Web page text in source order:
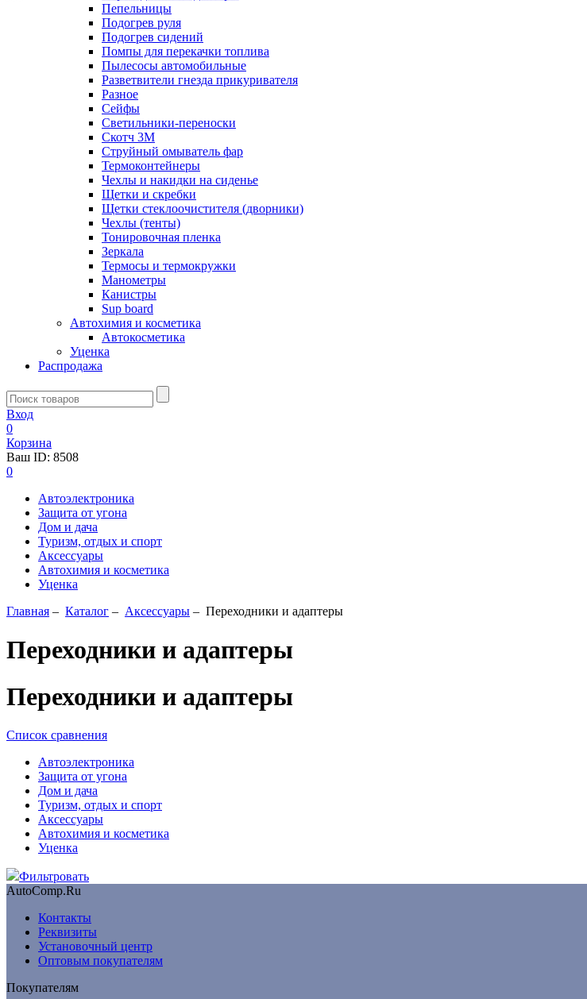
Пепельницы
Подогрев руля
Подогрев сидений
Помпы для перекачки топлива
Пылесосы автомобильные
Разветвители гнезда прикуривателя
Разное
Сейфы
Светильники-переноски
Скотч 3М
Струйный омыватель фар
Термоконтейнеры
Чехлы и накидки на сиденье
Щетки и скребки
Щетки стеклоочистителя (дворники)
Чехлы (тенты)
Тонировочная пленка
Зеркалa
Термосы и термокружки
Манометры
Канистры
Sup board
Автохимия и косметика
Автокосметика
Уценка
Распродажа
Вход
0
Корзина
Ваш ID: 8508
0
Автоэлектроника
Защита от угона
Дом и дача
Туризм, отдых и спорт
Аксессуары
Автохимия и косметика
Уценка
Главная – Каталог – Аксессуары – Переходники и адаптеры
Переходники и адаптеры
Переходники и адаптеры
Список сравнения
Автоэлектроника
Защита от угона
Дом и дача
Туризм, отдых и спорт
Аксессуары
Автохимия и косметика
Уценка
Фильтровать
AutoComp.Ru
Контакты
Реквизиты
Установочный центр
Оптовым покупателям
Покупателям